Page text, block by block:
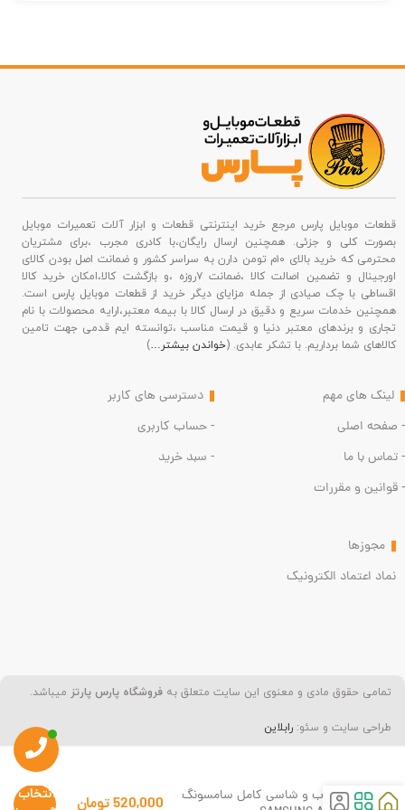
قطعات موبایل پارس مرجع خرید اینترنتی قطعات و ابزار آلات تعمیرات موبایل
بصورت کلی و جزئی. همچنین ارسال رایگان،با کادری مجرب ،برای مشتریان
محترمی که خرید بالای ۱۰م تومن دارن به سراسر کشور و ضمانت اصل بودن کالای
اورجینال و تضمین اصالت کالا ،ضمانت ۷روزه ،و بازگشت کالا،امکان خرید کالا
اقساطی با چک صیادی از جمله مزایای دیگر خرید از قطعات موبایل پارس است.
همچنین خدمات سریع و دقیق در ارسال کالا با بیمه معتبر،ارایه محصولات با نام
تجاری و برندهای معتبر دنیا و قیمت مناسب ،توانسته ایم قدمی جهت تامین
کالاهای شما برداریم. با تشکر عابدی. (خواندن بیشتر…)
لینک های مهم
- صفحه اصلی
- تماس با ما
- قوانین و مقررات
دسترسی های کاربر
- حساب کاربری
- سبد خرید
مجوزها
نماد اعتماد الکترونیک
تمامی حقوق مادی و معنوی این سایت متعلق بهفروشگاه پارس پارتز میباشد.
طراحی سایت و سئو:رابلاین
قاب و شاسی کامل سامسونگ
انتخاب